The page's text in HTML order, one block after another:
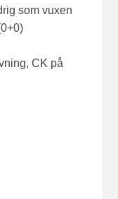
som vuxen
CK på